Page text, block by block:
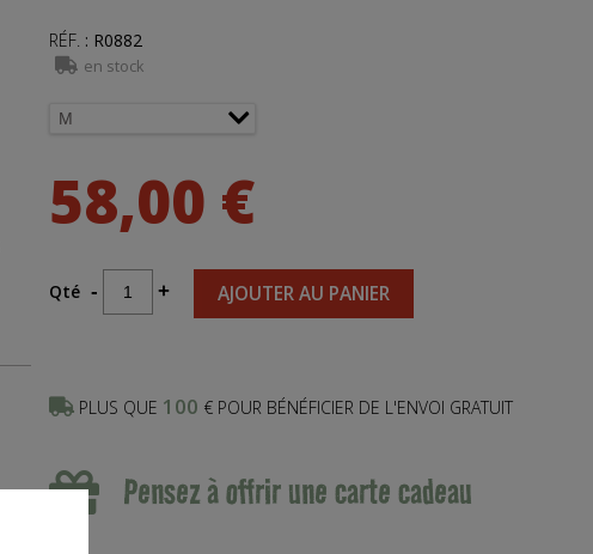
RÉF. : R0882
en stock
58,00 €
Qté - + AJOUTER AU PANIER
PLUS QUE 100 € POUR BÉNÉFICIER DE L'ENVOI GRATUIT
Pensez à offrir une carte cadeau